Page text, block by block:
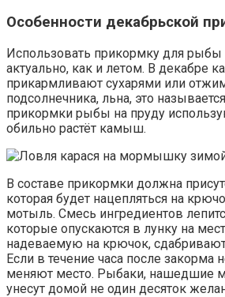
Особенности декабрьской
Использовать прикормку для рыбы
актуально, как и летом. В декабре
прикармливают сухарями или
подсолнечника, льна, это
прикормки рыбы на пруду
обильно растёт камыш.
В составе прикормки должна
которая будет нацепляться на
мотыль. Смесь ингредиентов
которые опускаются в лунку на
надеваемую на крючок, сдабривают
Если в течение часа после закорма
меняют место. Рыбаки, нашедшие
унесут домой не один десяток